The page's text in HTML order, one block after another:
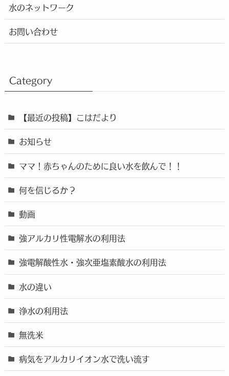
水のネットワーク
お問い合わせ
Category
【最近の投稿】こはだより
お知らせ
ママ！赤ちゃんのために良い水を飲んで！！
何を信じるか？
動画
強アルカリ性電解水の利用法
強電解酸性水・強次亜塩素酸水の利用法
水の違い
浄水の利用法
無洗米
病気をアルカリイオン水で洗い流す